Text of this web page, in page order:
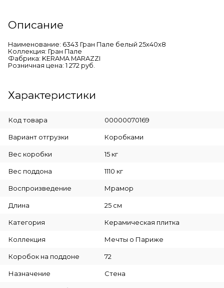
Описание
Наименование: 6343 Гран Пале белый 25х40х8
Коллекция: Гран Пале
Фабрика: KERAMA MARAZZI
Розничная цена: 1 272 руб.
Характеристики
Код товара 00000070169
Вариант отгрузки Коробками
Вес коробки 15 кг
Вес поддона 1110 кг
Воспроизведение Мрамор
Длина 25 см
Категория Керамическая плитка
Коллекция Мечты о Париже
Коробок на поддоне 72
Назначение Стена